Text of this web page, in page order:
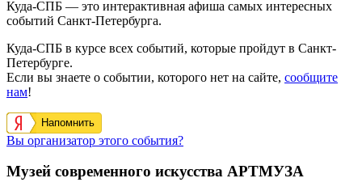
Куда-СПБ — это интерактивная афиша самых интересных
событий Санкт-Петербурга.
Куда-СПБ в курсе всех событий, которые пройдут в Санкт-
Петербурге.
Если вы знаете о событии, которого нет на сайте, сообщите
нам!
Напомнить
Вы организатор этого события?
Музей современного искусства АРТМУЗА